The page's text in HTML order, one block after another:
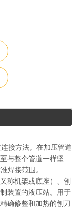
接方法。在加压管道
与整个管道一样坚
焊接范围。
称机架或底座）、刨
装置的液压站。用于
确修整和加热的刨刀